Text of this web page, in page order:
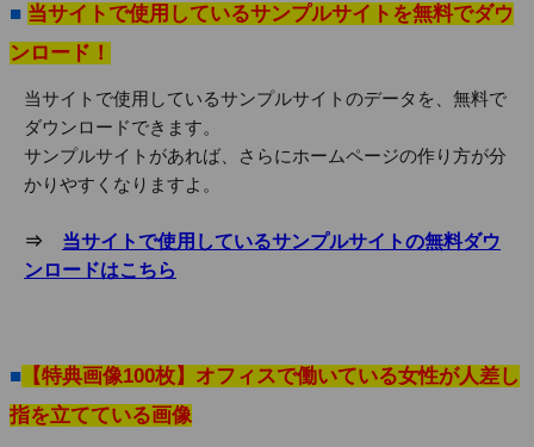
■ 当サイトで使用しているサンプルサイトを無料でダウ
ンロード！
当サイトで使用しているサンプルサイトのデータを、無料で
ダウンロードできます。
サンプルサイトがあれば、さらにホームページの作り方が分
かりやすくなりますよ。
⇒ 当サイトで使用しているサンプルサイトの無料ダウ
ンロードはこちら
■ 【特典画像100枚】オフィスで働いている女性が人差し
指を立てている画像